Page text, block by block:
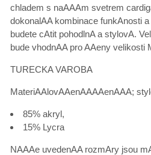
chladem s naAAAm svetrem
dokonalAA kombinace funkAnosti
budete cAtit pohodlnA a stylovA.
bude vhodnAA pro AAeny velikosti
TURECKA VAROBA
MateriAAlovAAenAAAAenAAA;
85% akryl,
15% Lycra
NAAAe uvedenAA rozmAry jsou